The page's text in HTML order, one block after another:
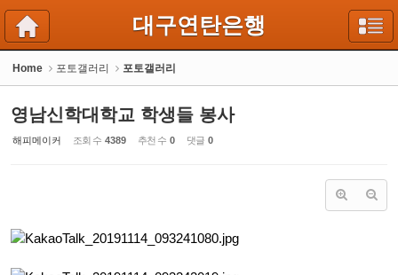
대구연탄은행
Home 포토갤러리 포토갤러리
영남신학대학교 학생들 봉사
해피메이커 조회 수 4389 추천 수 0 댓글 0